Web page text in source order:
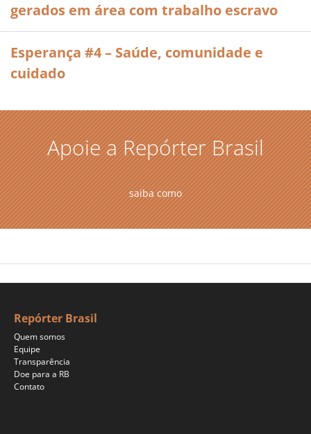
gerados em área com trabalho escravo
Esperança #4 – Saúde, comunidade e
cuidado
Apoie a Repórter Brasil
saiba como
Repórter Brasil
Quem somos
Equipe
Transparência
Doe para a RB
Contato